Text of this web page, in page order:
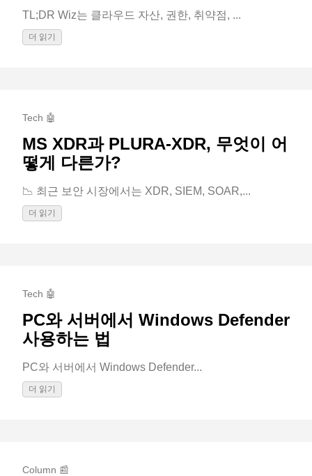
TL;DR Wiz는 클라우드 자산, 권한, 취약점, ...
더 읽기
Tech 🤖
MS XDR과 PLURA-XDR, 무엇이 어
떻게 다른가?
📉 최근 보안 시장에서는 XDR, SIEM, SOAR,...
더 읽기
Tech 🤖
PC와 서버에서 Windows Defender
사용하는 법
PC와 서버에서 Windows Defender...
더 읽기
Column 📰